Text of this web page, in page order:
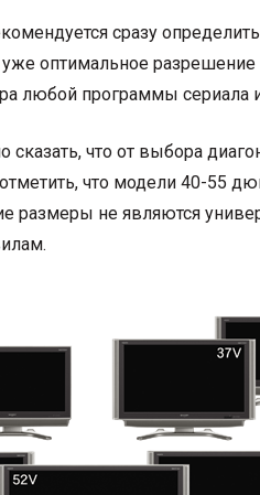
сразу
оптимальное разрешение
любой программы сериала и
сказать, что от выбора
что модели 40-55
размеры не являются